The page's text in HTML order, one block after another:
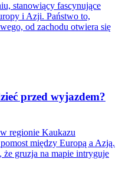
stanowiący fascynujące
i Azji. Państwo to,
od zachodu otwiera się
przed wyjazdem?
regionie Kaukazu
między Europą a Azją.
że gruzja na mapie intryguje